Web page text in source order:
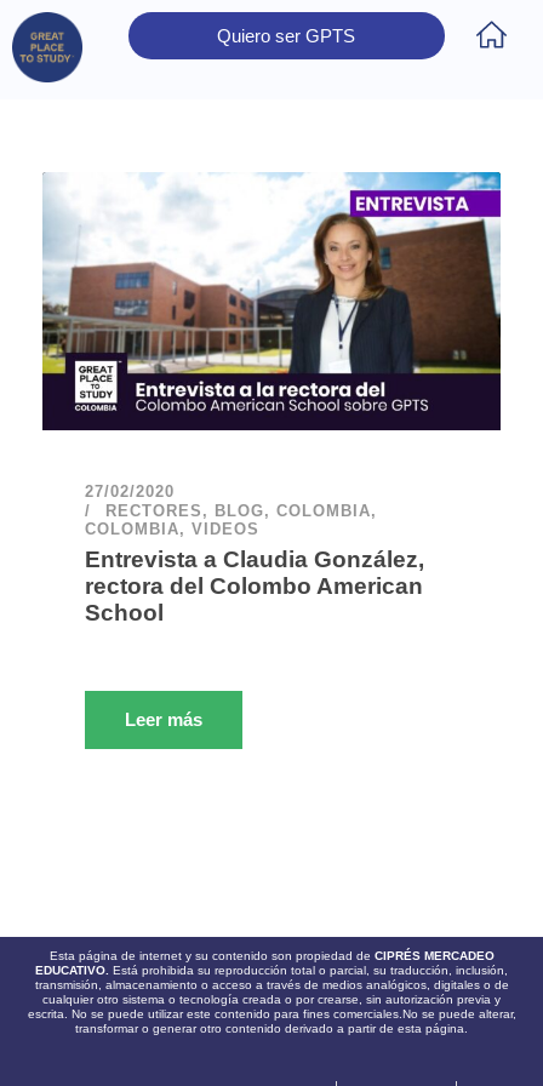
Quiero ser GPTS
27/02/2020
RECTORES , BLOG, COLOMBIA,
COLOMBIA, VIDEOS
Entrevista a Claudia González,
rectora del Colombo American
School
Leer más
Esta página de internet y su contenido son propiedad de CIPRÉS MERCADEO
EDUCATIVO. Está prohibida su reproducción total o parcial, su traducción, inclusión,
transmisión, almacenamiento o acceso a través de medios analógicos, digitales o de
cualquier otro sistema o tecnología creada o por crearse, sin autorización previa y
escrita. No se puede utilizar este contenido para fines comerciales.No se puede alterar,
transformar o generar otro contenido derivado a partir de esta página.